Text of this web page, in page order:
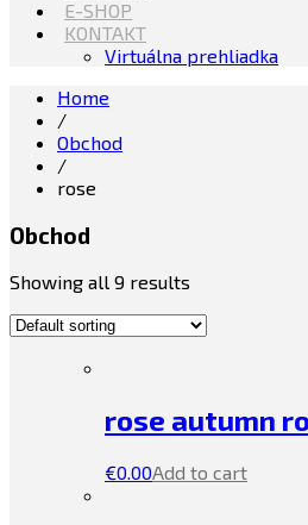
E-SHOP
KONTAKT
Virtuálna prehliadka
Home
/
Obchod
/
rose
Obchod
Showing all 9 results
rose autumn
€0.00Add to cart